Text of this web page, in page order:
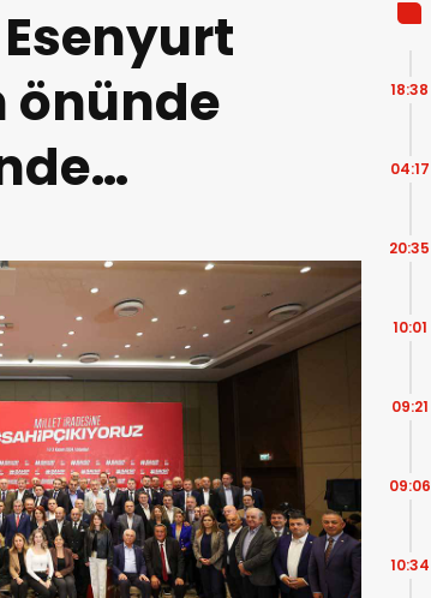
önünde
18:38
04:17
20:35
10:01
09:21
09:06
10:34